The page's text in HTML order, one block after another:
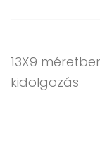
13X9
kidolgozás